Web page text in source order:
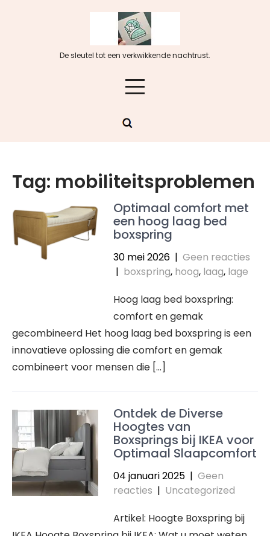
De sleutel tot een verkwikkende nachtrust.
Tag: mobiliteitsproblemen
Optimaal comfort met
een hoog laag bed
boxspring
30 mei 2026 | Geen reacties
| boxspring, hoog, laag, lage
Hoog laag bed boxspring:
comfort en gemak
gecombineerd Het hoog laag bed boxspring is een
innovatieve oplossing die comfort en gemak
combineert voor mensen die […]
Ontdek de Diverse
Hoogtes van
Boxsprings bij IKEA voor
Optimaal Slaapcomfort
04 januari 2025 | Geen
reacties | Uncategorized
Artikel: Hoogte Boxspring bij